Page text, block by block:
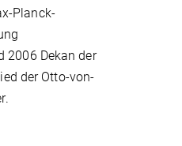
Planck-
2006 Dekan der
der Otto-von-